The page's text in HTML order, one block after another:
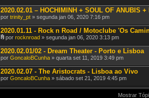
2020.02.01 – HOCHIMINH + SOUL OF ANUBIS
por trinity_pt » segunda jan 06, 2020 7:16 pm
2020.01.11 - Rock n Road / Motoclube 'Os
A
n
e
x
o
(
s
por rocknroad » segunda jan 06, 2020 3:13 pm
2020.02.01/02 - Dream Theater - Porto e Lisboa
por GoncaloBCunha » quarta set 11, 2019 3:49 pm
2020.02.07 - The Aristocrats - Lisboa ao Vivo
por GoncaloBCunha » sábado set 21, 2019 4:45 pm
Mostrar